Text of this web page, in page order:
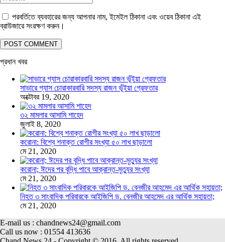
পরবর্তিতে ব্যবহারের জন্য আপনার নাম, ইমেইল ঠিকানা এবং ওয়েব ঠিকানা এই
ব্রাউজারে সংরক্ষণ করুন।
প্রধান খবর
সাভারে গ্যাস চোরাকারবারি সদস্য রাজন ভূঁইয়া গ্রেফতার
অক্টোবর 19, 2020
৩২ মামলার আসামি শাহেদ
জুলাই 8, 2020
করোনা: বিশ্বে শনাক্ত রোগীর সংখ্যা ৫০ লাখ ছাড়ালো
মে 21, 2020
করোনা; ঈদের পর বৃদ্ধি পাবে আক্রান্ত-মৃত্যুর সংখ্যা
মে 21, 2020
নিহত ৩ সাংবাদিক পরিবারকে আইজিপি ড. বেনজীর আহমেদ এর আর্থিক সহায়তা;
মে 21, 2020
E-mail us : chandnews24@gmail.com
Call us now : 01554 413636